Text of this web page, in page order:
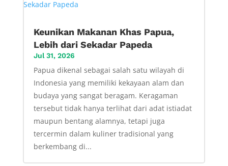
Keunikan Makanan Khas Papua,
Lebih dari Sekadar Papeda
Jul 31, 2026
Papua dikenal sebagai salah satu wilayah di
Indonesia yang memiliki kekayaan alam dan
budaya yang sangat beragam. Keragaman
tersebut tidak hanya terlihat dari adat istiadat
maupun bentang alamnya, tetapi juga
tercermin dalam kuliner tradisional yang
berkembang di...